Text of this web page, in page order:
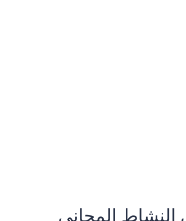
المجاني